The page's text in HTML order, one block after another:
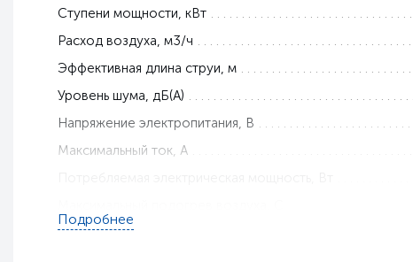
Ступени мощности, кВт
Расход воздуха, м3/ч
Эффективная длина струи, м
Уровень шума, дБ(А)
Напряжение электропитания, В
Максимальный ток, A
Класс защиты
Подробнее